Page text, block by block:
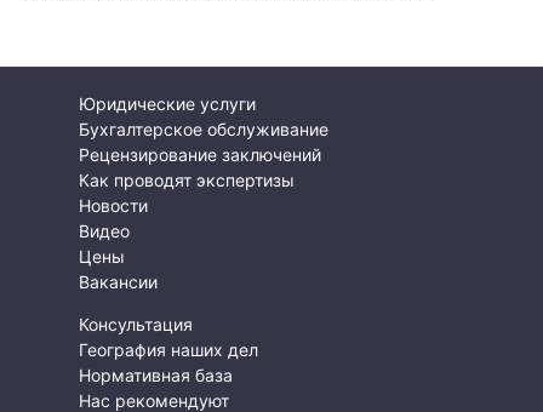
Юридические услуги
Бухгалтерское обслуживание
Рецензирование заключений
Как проводят экспертизы
Новости
Видео
Цены
Вакансии
Консультация
География наших дел
Нормативная база
Нас рекомендуют